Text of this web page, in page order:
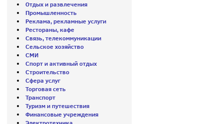
Отдых и развлечения
Промышленность
Реклама, рекламные услуги
Рестораны, кафе
Связь, телекоммуникации
Сельское хозяйство
СМИ
Спорт и активный отдых
Строительство
Сфера услуг
Торговая сеть
Транспорт
Туризм и путешествия
Финансовые учреждения